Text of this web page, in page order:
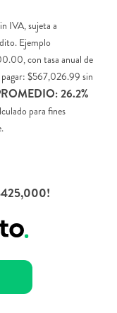
IVA, sujeta a
Ejemplo
con tasa anual de
$567,026.99 sin
26.2%
para fines